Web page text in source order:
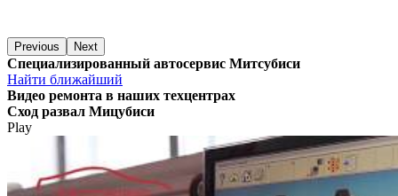
Previous Next
Специализированный автосервис Митсубиси
Найти ближайший
Видео ремонта в наших техцентрах
Сход развал Мицубиси
Play